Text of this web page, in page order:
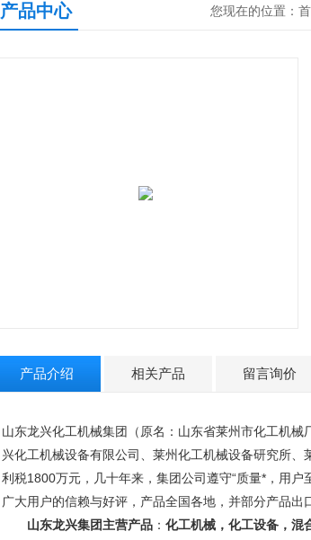
产品中心 您现在的位置：
产品介绍 相关产品 留言询价
山东龙兴化工机械集团（原名：山东省莱州市化工机
兴化工机械设备有限公司、莱州化工机械设备研究所
利税1800万元，几十年来，集团公司遵守“质量*，用
广大用户的信赖与好评，产品全国各地，并部分产品出
山东龙兴集团主营产品 ： 化工机械，化工设备，混